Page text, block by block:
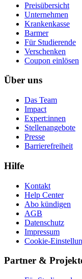
Preisübersicht
Unternehmen
Krankenkasse
Barmer
Für Studierende
Ver­schen­ken
Coupon einlösen
Über uns
Das Team
Impact
Expert:innen
Stellenangebote
Presse
Barrierefreiheit
Hilfe
Kontakt
Help Center
Abo kündigen
AGB
Datenschutz
Impressum
Cookie-
Partner &